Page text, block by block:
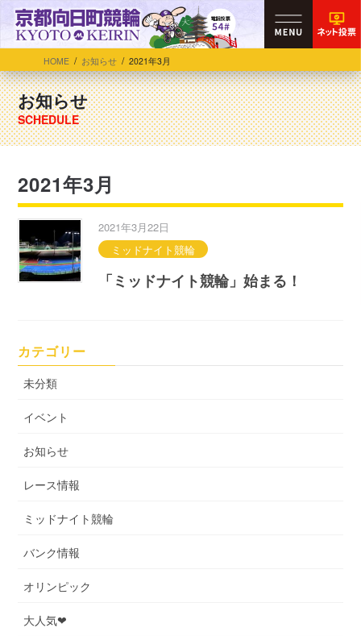
HOME お知らせ 2021年3月
お知らせ
2021年3月
2021年3月22日
ミッドナイト競輪
「ミッドナイト競輪」始まる！
カテゴリー
未分類
イベント
お知らせ
レース情報
ミッドナイト競輪
バンク情報
オリンピック
大人気❤